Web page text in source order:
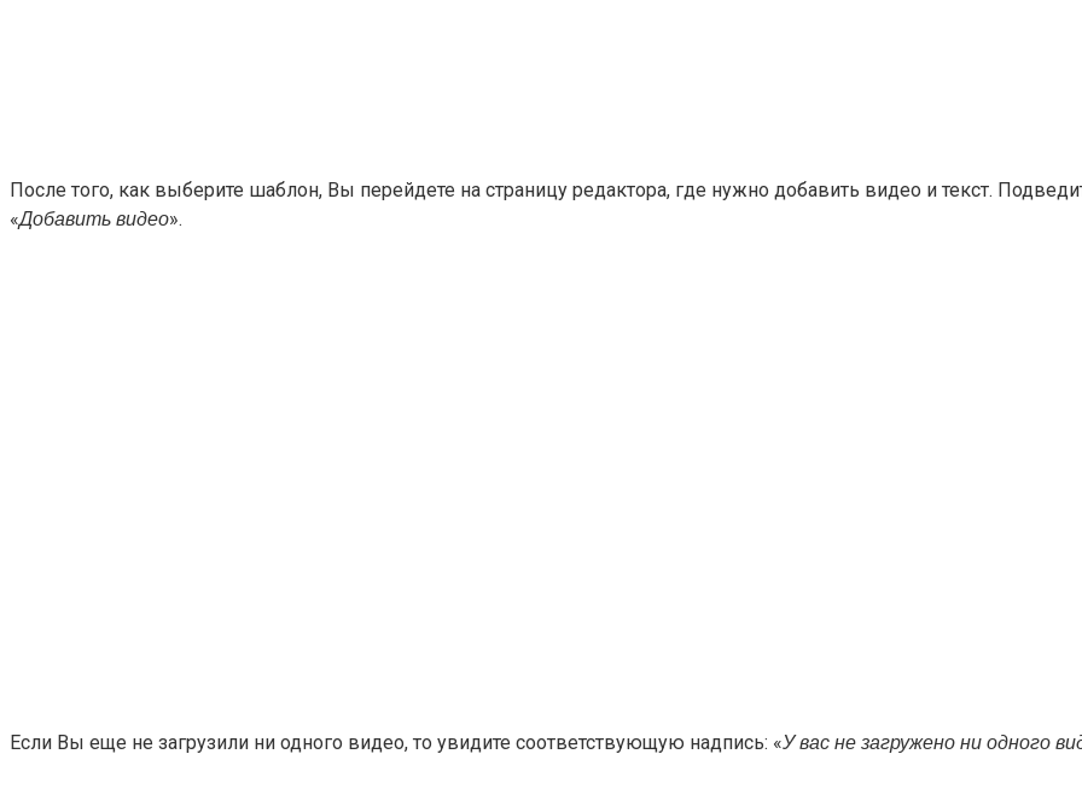
После того, как выберите шаблон, Вы перейдете на страницу редактора, где нужно добавить видео и текст.
«Добавить видео».
Если Вы еще не загрузили ни одного видео, то увидите соответствующую надпись: «У вас не загружено ни одного